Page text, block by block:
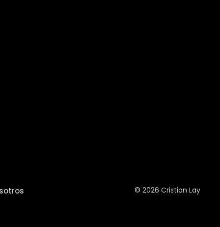
© 2026 Cristian Lay